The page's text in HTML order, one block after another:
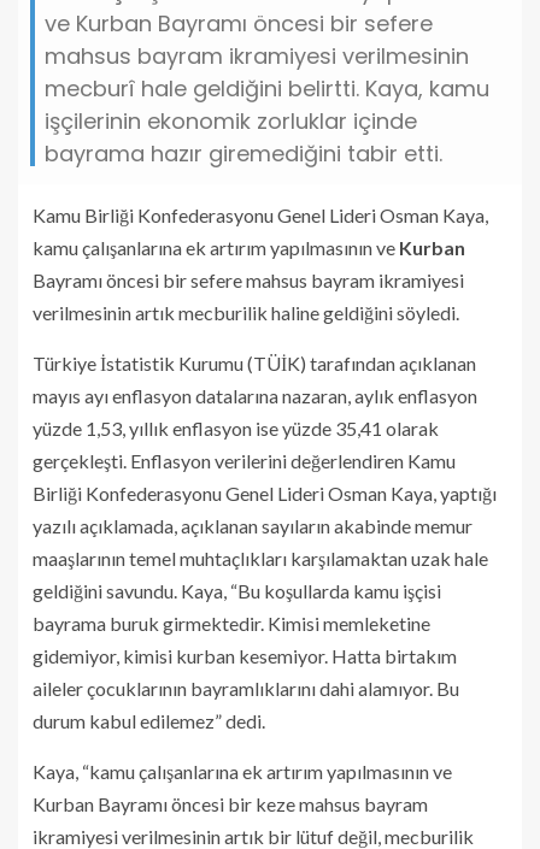
ve Kurban Bayramı öncesi bir sefere
mahsus bayram ikramiyesi verilmesinin
mecburî hale geldiğini belirtti. Kaya, kamu
işçilerinin ekonomik zorluklar içinde
bayrama hazır giremediğini tabir etti.
Kamu Birliği Konfederasyonu Genel Lideri Osman Kaya,
kamu çalışanlarına ek artırım yapılmasının ve Kurban
Bayramı öncesi bir sefere mahsus bayram ikramiyesi
verilmesinin artık mecburilik haline geldiğini söyledi.
Türkiye İstatistik Kurumu (TÜİK) tarafından açıklanan
mayıs ayı enflasyon datalarına nazaran, aylık enflasyon
yüzde 1,53, yıllık enflasyon ise yüzde 35,41 olarak
gerçekleşti. Enflasyon verilerini değerlendiren Kamu
Birliği Konfederasyonu Genel Lideri Osman Kaya, yaptığı
yazılı açıklamada, açıklanan sayıların akabinde memur
maaşlarının temel muhtaçlıkları karşılamaktan uzak hale
geldiğini savundu. Kaya, “Bu koşullarda kamu işçisi
bayrama buruk girmektedir. Kimisi memleketine
gidemiyor, kimisi kurban kesemiyor. Hatta birtakım
aileler çocuklarının bayramlıklarını dahi alamıyor. Bu
durum kabul edilemez” dedi.
Kaya, “kamu çalışanlarına ek artırım yapılmasının ve
Kurban Bayramı öncesi bir keze mahsus bayram
ikramiyesi verilmesinin artık bir lütuf değil, mecburilik